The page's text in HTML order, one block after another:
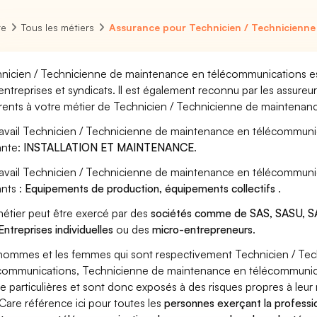
Tous les métiers Assurance pour Technicien /
/ Technicienne de maintenance en télécommunications
et syndicats. Il est également reconnu par les
à votre métier de Technicien / Technicienne de
Technicien / Technicienne de maintenance en
INSTALLATION ET MAINTENANCE.
Technicien / Technicienne de maintenance en
: Equipements de production, équipements collectifs .
peut être exercé par dessociétés comme de SAS, SASU,
individuelles ou desmicro-entrepreneurs.
et les femmes qui sont respectivement Technicien /
Technicienne de maintenance en
particulières et sont donc exposés à des risques propres à leur
référence ici pour toutes lespersonnes exerçant la